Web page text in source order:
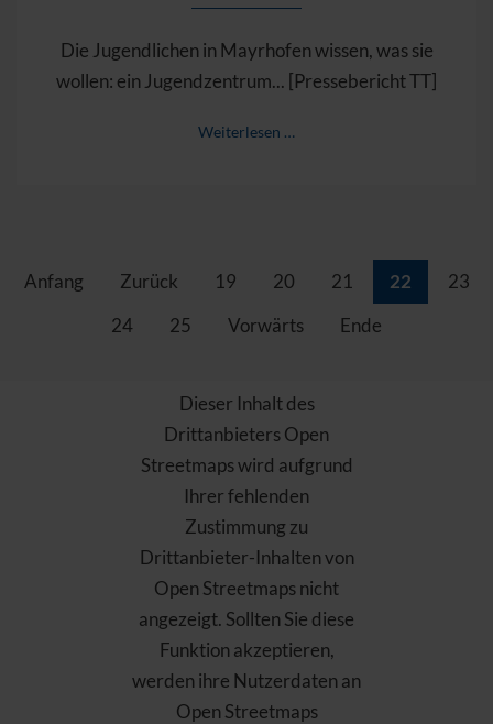
Die Jugendlichen in Mayrhofen wissen, was sie
wollen: ein Jugendzentrum... [Pressebericht TT]
Weiterlesen …
Anfang Zurück 19 20 21 22
23
24
25 Vorwärts Ende
Dieser Inhalt des
Drittanbieters Open
Streetmaps wird aufgrund
Ihrer fehlenden
Zustimmung zu
Drittanbieter-Inhalten von
Open Streetmaps nicht
angezeigt. Sollten Sie diese
Funktion akzeptieren,
werden ihre Nutzerdaten an
Open Streetmaps